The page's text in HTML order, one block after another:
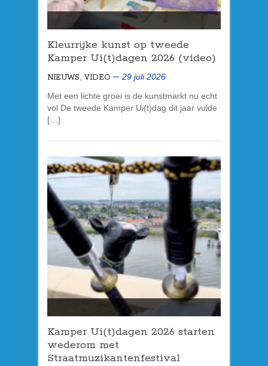
Kleurrijke kunst op tweede
Kamper Ui(t)dagen 2026 (video)
NIEUWS VIDEO
29 juli 2026
Met een lichte groei is de kunstmarkt nu echt
vol De tweede Kamper Ui(t)dag dit jaar vulde
[…]
Kamper Ui(t)dagen 2026 starten
wederom met
Straatmuzikantenfestival